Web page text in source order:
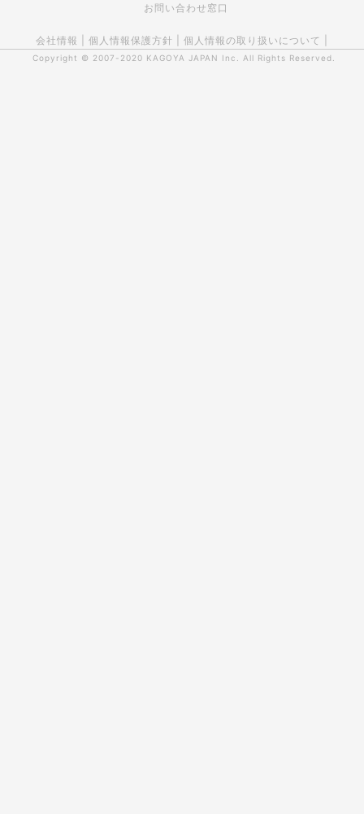
お問い合わせ窓口
会社情報 個人情報保護方針 個人情報の取り扱いについて
Copyright © 2007-2020 KAGOYA JAPAN Inc. All Rights Reserved.